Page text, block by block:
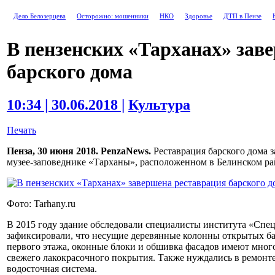
Дело Белозерцева Осторожно: мошенники НКО Здоровье ДТП в Пензе
В пензенских «Тарханах»
барского дома
10:34 | 30.06.2018 | Культура
Печать
Пенза, 30 июня 2018. PenzaNews. Реставрация барского дома
музее-заповеднике «Тарханы», расположенном в Белинском
Фото: Tarhany.ru
В 2015 году здание обследовали специалисты института
зафиксировали, что несущие деревянные колонны открытых
первого этажа, оконные блоки и обшивка фасадов имеют
свежего лакокрасочного покрытия. Также нуждались в
водосточная система.